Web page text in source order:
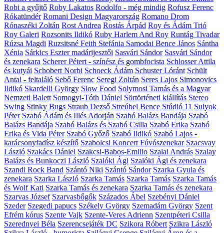
Robi a gyűjtő Roby Lakatos Rodolfo - még mindig Rofusz Ferenc
Rókatündér Romani Design Magyarország Romano Drom
Rónaszéki Zoltán Rost Andrea Rostás Árpád Roy és Ádám Trió
Roy Galeri Rozsonits Ildikó Ruby Harlem And Roy Runtág Tivadar
Rúzsa Magdi Ruzsitsné Feith Stefánia Samodai Bence János Sántha
Xénia Sárkics Eszter madárijesztői Sasvári Sándor Sasvári Sándor
és zenekara Scherer Pétert - színész és gombfocista Schlosser Attila
és kutyái Schobert Norbi Schoeck Ádám Schuster Lóránt Schült
Antal - feltaláló Sebő Ferenc Seregi Zoltán Seres Lajos Simonovics
Ildikó Skardelli György Slow Food Solymosi Tamás és a Magyar
Nemzeti Balett Somogyi-Tóth Dániel Sörtörténeti kiállítás Stereo
Swing Stinky Bugs Straub Dezső Streúbel Bence Stúdió 11 Sulyok
Péter Szabó Ádám és Illés Adorján Szabó Balázs Bandája Szabó
Balázs Bandája Szabó Balázs és Szabó Csilla Szabó Erika Szabó
Erika és Vida Péter Szabó Győző Szabó Ildikó Szabó Lajos -
karácsonyfadísz készítő Szabolcsi Koncert Fúvószenekar Szacsvay
László Szakács Dániel Szakcsi-Babos-Emilio Szalai András Szalay
Balázs és Bunkoczi László Szalóki Ági Szalóki Ági és zenekara
Szandi Rock Band Szántó Niki Szántó Sándor Szarka Gyula és
zenekara Szarka László Szarka Tamás Szarka Tamás Szarka Tamás
és Wolf Kati Szarka Tamás és zenekara Szarka Tamás és zenekara
Szarvas József Szarvasbőgők Százados Ábel Szebényi Dániel
Szeder Szegedi papucs Székely György Szemadám György Szent
Efrém kórus Szente Vajk Szente-Veres Adrienn Szentpéteri Csilla
Szerednyei Béla Szerencsejáték DC Szikora Róbert Szikra László